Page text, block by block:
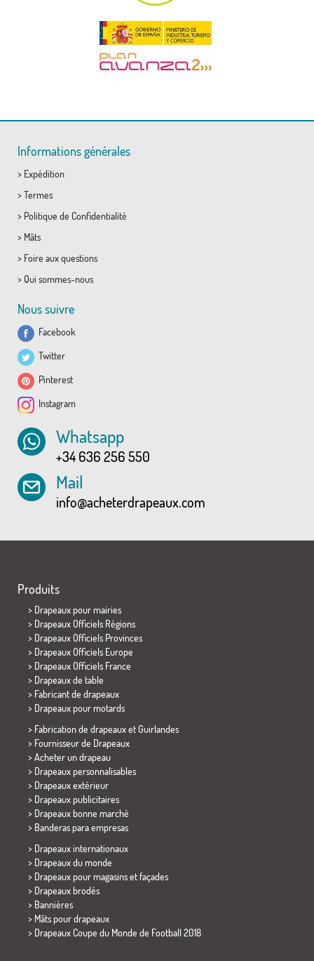
Informations générales
> Expédition
> Termes
> Politique de Confidentialité
> Mâts
> Foire aux questions
> Qui sommes-nous
Nous suivre
Facebook
Twitter
Pinterest
Instagram
Whatsapp
+34 636 256 550
Mail
info@acheterdrapeaux.com
Produits
> Drapeaux pour mairies
> Drapeaux Officiels Régions
> Drapeaux Officiels Provinces
> Drapeaux Officiels Europe
> Drapeaux Officiels France
> Drapeaux de table
> Fabricant de drapeaux
> Drapeaux pour motards
> Fabrication de drapeaux et Guirlandes
> Fournisseur de Drapeaux
> Acheter un drapeau
> Drapeaux personnalisables
> Drapeaux extérieur
> Drapeaux publicitaires
> Drapeaux bonne marché
> Banderas para empresas
> Drapeaux internationaux
> Drapeaux du monde
> Drapeaux pour magasins et façades
> Drapeaux brodés
> Bannières
> Mâts pour drapeaux
> Drapeaux Coupe du Monde de Football 2018